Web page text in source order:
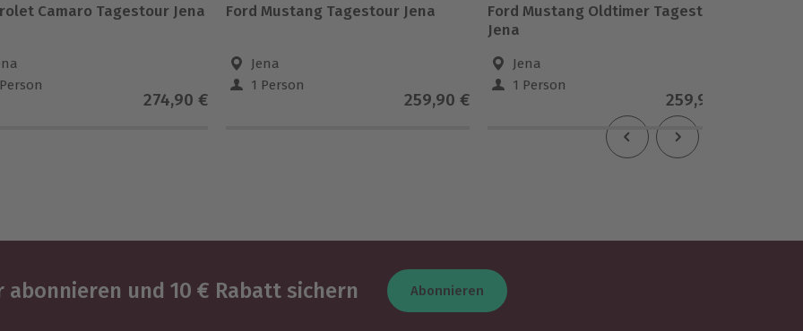
Camaro Tagestour Jena
274,90 €
Ford Mustang Tagestour Jena
Jena
1 Person
259,90 €
Ford Mustang Oldtimer Tagestour
Jena
Jena
1 Person
259,90 €
abonnieren und 10 € Rabatt sichern Abonnieren